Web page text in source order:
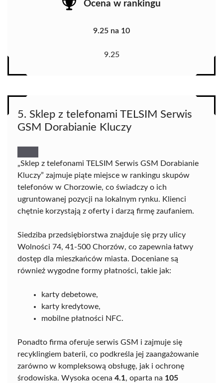
Ocena w rankingu
9.25 na 10
9.25
5. Sklep z telefonami TELSIM Serwis
GSM Dorabianie Kluczy
„Sklep z telefonami TELSIM Serwis GSM Dorabianie
Kluczy” zajmuje piąte miejsce w rankingu skupów
telefonów w Chorzowie, co świadczy o ich
ugruntowanej pozycji na lokalnym rynku. Klienci
chętnie korzystają z oferty i darzą firmę zaufaniem.
Siedziba przedsiębiorstwa znajduje się przy ulicy
Wolności 74, 41-500 Chorzów, co zapewnia łatwy
dostęp dla mieszkańców miasta. Doceniane są
również wygodne formy płatności, takie jak:
karty debetowe,
karty kredytowe,
mobilne płatności NFC.
Ponadto firma oferuje serwis GSM i zajmuje się
recyklingiem baterii, co podkreśla jej zaangażowanie
zarówno w kompleksową obsługę, jak i ochronę
środowiska. Wysoka ocena 4.1, oparta na 105